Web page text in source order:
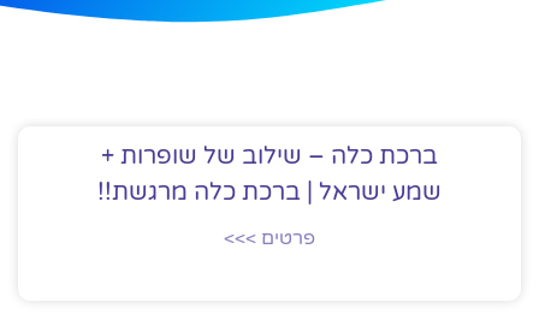
ברכת כלה – שילוב של שופרות +
שמע ישראל | ברכת כלה מרגשת!!
פרטים >>>